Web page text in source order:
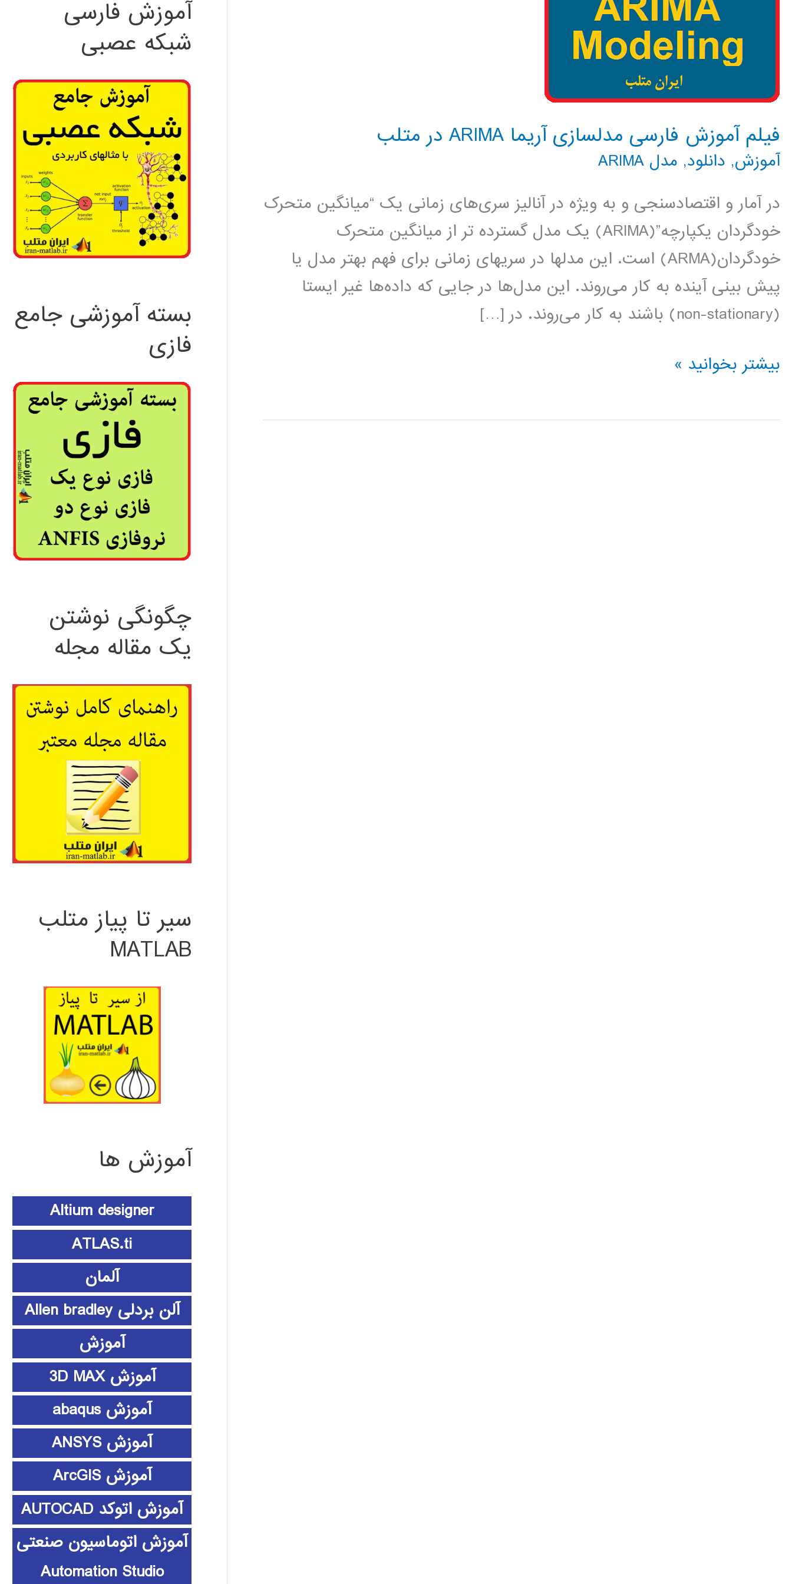
فیلم آموزش فارسی مدلسازی آریما ARIMA در متلب
آموزش, دانلود, مدل ARIMA
در آمار و اقتصادسنجی و به ویژه در آنالیز سری‌های زمانی یک “میانگین متحرک
خودگردان یکپارچه”(ARIMA) یک مدل گسترده تر از میانگین متحرک
خودگردان(ARMA) است. این مدلها در سریهای زمانی برای فهم بهتر مدل یا
پیش بینی آینده به کار می‌روند. این مدل‌ها در جایی که داده‌ها غیر ایستا
(non-stationary) باشند به کار می‌روند. در […]
فیلم
فارسی
بیشتر بخوانید »
آموزش فارسی
شبکه عصبی
بسته آموزشی جامع
فازی
چگونگی نوشتن
یک مقاله مجله
سیر تا پیاز متلب
MATLAB
آموزش ها
Altium designer
ATLAS.ti
آلمان
آلن بردلی Allen bradley
آموزش
آموزش 3D MAX
آموزش abaqus
آموزش ANSYS
آموزش ArcGIS
آموزش اتوکد AUTOCAD
آموزش اتوماسیون صنعتی
Automation Studio